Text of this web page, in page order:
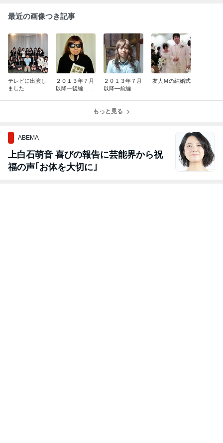
最近の画像つき記事
テレビに出演し
ました
２０１３年７月
以降ー後編…ど
２０１３年７月
以降―前編
友人Ｍの結婚式
もっと見る
ABEMA
上白石萌音 喜びの報告に芸能界から祝
福の声｢お体を大切に｣